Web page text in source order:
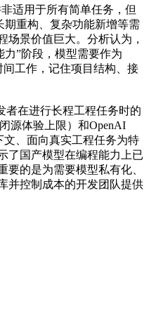
适用于所有简单任务，但
期重构、复杂功能新增等需
场景价值巨大。分析认为，
力”阶段，模型需要作为
间工作，记住项目结构、接
者在进行长程工程任务时的
源体验上限）和OpenAI
文、面向真实工程任务为特
了国产模型在编程能力上已
要的是为需要模型私有化、
并控制成本的开发团队提供